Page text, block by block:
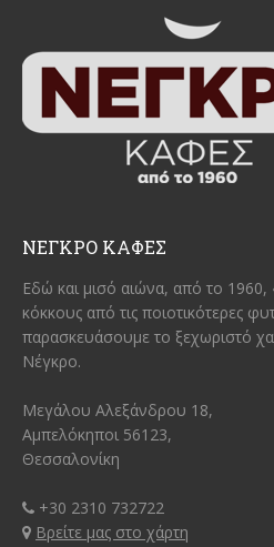
ΝΕΓΚΡΟ ΚΑΦΕΣ
Εδώ και μισό αιώνα, από το 1960,
κόκκους από τις ποιοτικότερες
παρασκευάσουμε το ξεχωριστό
Νέγκρο.
Μεγάλου Αλεξάνδρου 18,
Αμπελόκηποι 56123,
Θεσσαλονίκη
+30 2310 732722
Βρείτε μας στο χάρτη